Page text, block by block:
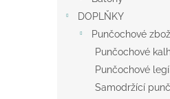
DOPLŇKY
Punčochové
Punčochové
Punčochové
Samodržící